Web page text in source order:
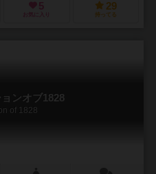
5
お気に入り
29
持ってる
ンオブ1828
of 1828